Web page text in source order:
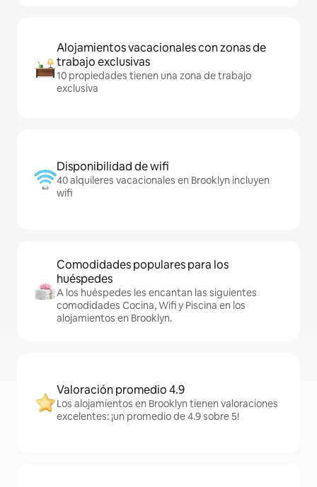
Alojamientos vacacionales con zonas de
trabajo exclusivas
10 propiedades tienen una zona de trabajo
exclusiva
Disponibilidad de wifi
40 alquileres vacacionales en Brooklyn incluyen
wifi
Comodidades populares para los
huéspedes
A los huéspedes les encantan las siguientes
comodidades Cocina, Wifi y Piscina en los
alojamientos en Brooklyn.
Valoración promedio 4.9
Los alojamientos en Brooklyn tienen valoraciones
excelentes: ¡un promedio de 4.9 sobre 5!